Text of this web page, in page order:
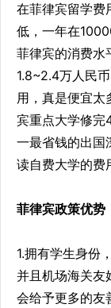
在菲律宾留学费
低，一年在
菲律宾的消费水
1.8~2.4万人民
用，真是便宜太
宾重点大学修完
一最省钱的出国
读自费大学的费
菲律宾政策优势
1.拥有学生身份
并且机场海关友
会给予更多的友